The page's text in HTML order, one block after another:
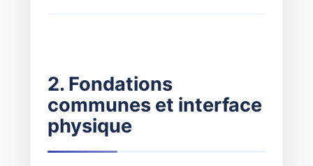
2. Fondations
communes et interface
physique